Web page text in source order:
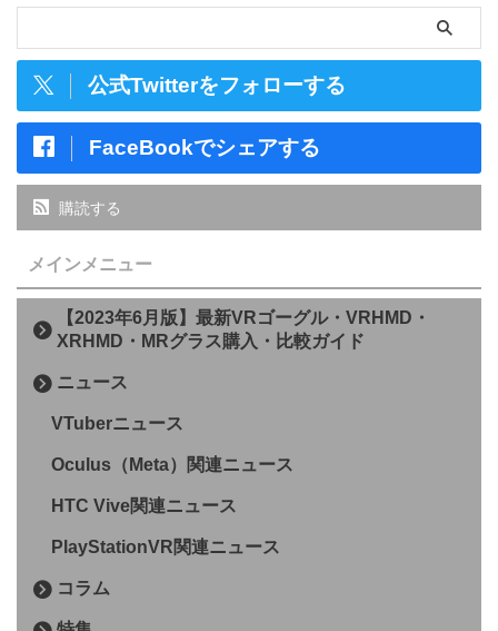
公式Twitterをフォローする
FaceBookでシェアする
購読する
メインメニュー
【2023年6月版】最新VRゴーグル・VRHMD・
XRHMD・MRグラス購入・比較ガイド
ニュース
VTuberニュース
Oculus（Meta）関連ニュース
HTC Vive関連ニュース
PlayStationVR関連ニュース
コラム